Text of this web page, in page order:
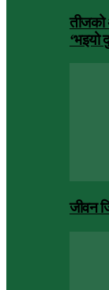
तीजको
‘भइयो
जीवन